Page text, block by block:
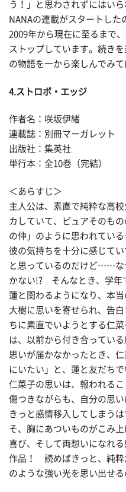
う！」と思わされずにはいら
NANAの連載がスタートした
2009年から現在に至るまで
ストップしています。続き
の物語を一から楽しんでみて
4.ストロボ・エッジ
作者名：咲坂伊緒
連載誌：別冊マーガレット
出版社：集英社
単行本：全10巻（完結）
＜あらすじ＞
主人公は、素直で純粋な高
カしていて、ピュアそのも
の仲」のように思われてい
彼の気持ちを十分に感じて
と思っているのだけど……な
かない!? そんなとき、学年
蓮と関わるようになり、本
大樹に思いを寄せられ、告
ちに素直でいようとする仁
は、以前から付き合ってい
思いが届かなかったとき、
にいたい」と、蓮と友だち
仁菜子の思いは、報われるこ
傷つきながらも、自分の思
きっと感情移入してしまう
そ、胸にあついものがこみ
喜び、そして両想いになれ
作品！ 読めばきっと、純粋
のような強い光を思い出せ